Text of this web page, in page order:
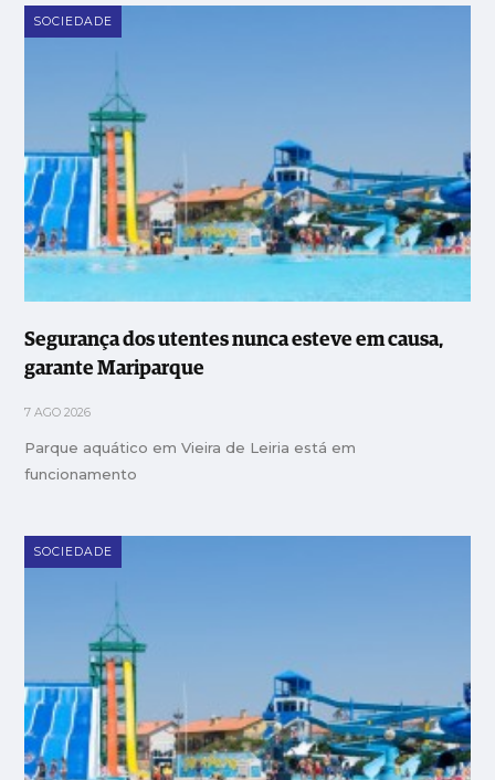
SOCIEDADE
Segurança dos utentes nunca esteve em causa,
garante Mariparque
7 AGO 2026
Parque aquático em Vieira de Leiria está em
funcionamento
SOCIEDADE